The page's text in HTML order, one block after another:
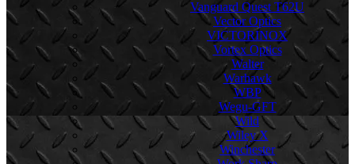
Vanguard Quest T62U
Vector Optics
VICTORINOX
Vortex Optics
Walter
Warhawk
WBP
Wegu-GFT
Wild
Wiley X
Winchester